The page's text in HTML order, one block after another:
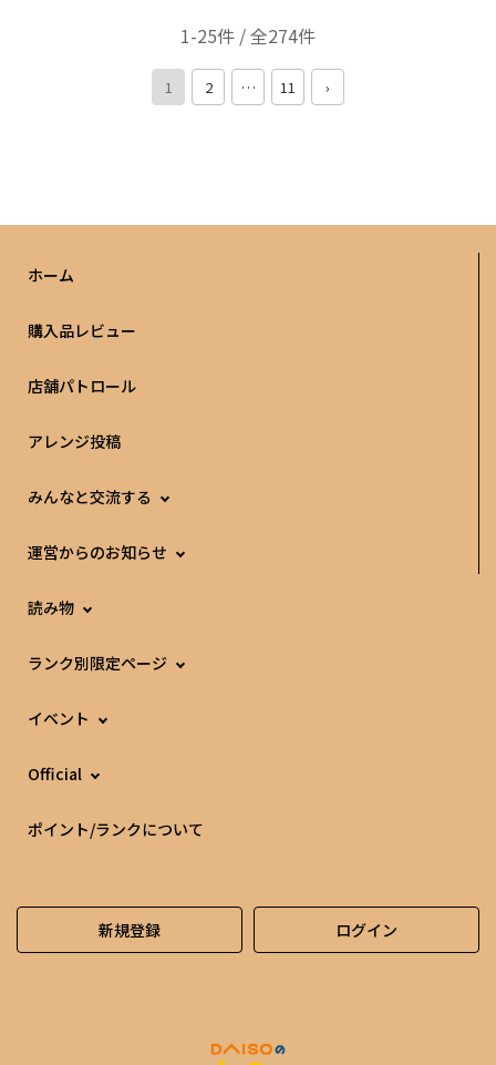
1-25件 / 全274件
1 2 … 11 ›
ホーム
購入品レビュー
店舗パトロール
アレンジ投稿
みんなと交流する
運営からのお知らせ
読み物
ランク別限定ページ
イベント
Official
ポイント/ランクについて
新規登録 ログイン